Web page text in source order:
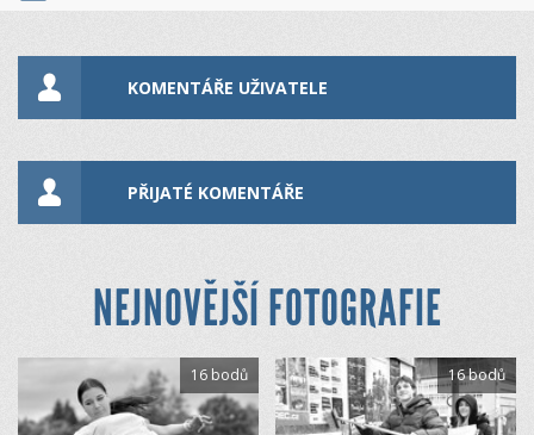
KOMENTÁŘE UŽIVATELE
PŘIJATÉ KOMENTÁŘE
NEJNOVĚJŠÍ FOTOGRAFIE
16 bodů 16 bodů